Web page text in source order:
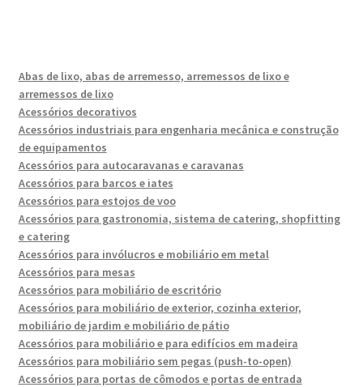
Abas de lixo, abas de arremesso, arremessos de lixo e
arremessos de lixo
Acessórios decorativos
Acessórios industriais para engenharia mecânica e construção
de equipamentos
Acessórios para autocaravanas e caravanas
Acessórios para barcos e iates
Acessórios para estojos de voo
Acessórios para gastronomia, sistema de catering, shopfitting
e catering
Acessórios para invólucros e mobiliário em metal
Acessórios para mesas
Acessórios para mobiliário de escritório
Acessórios para mobiliário de exterior, cozinha exterior,
mobiliário de jardim e mobiliário de pátio
Acessórios para mobiliário e para edifícios em madeira
Acessórios para mobiliário sem pegas (push-to-open)
Acessórios para portas de cômodos e portas de entrada